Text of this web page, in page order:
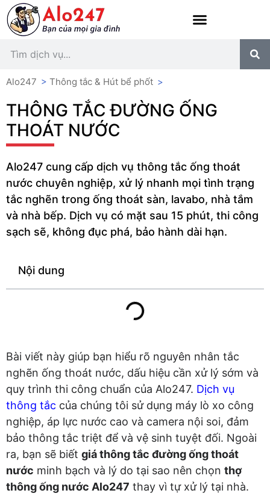
Alo247 > Thông tắc & Hút bể phốt >
THÔNG TẮC ĐƯỜNG ỐNG
THOÁT NƯỚC
Alo247 cung cấp dịch vụ thông tắc ống thoát
nước chuyên nghiệp, xử lý nhanh mọi tình trạng
tắc nghẽn trong ống thoát sàn, lavabo, nhà tắm
và nhà bếp. Dịch vụ có mặt sau 15 phút, thi công
sạch sẽ, không đục phá, bảo hành dài hạn.
Nội dung
Bài viết này giúp bạn hiểu rõ nguyên nhân tắc
nghẽn ống thoát nước, dấu hiệu cần xử lý sớm và
quy trình thi công chuẩn của Alo247. Dịch vụ
thông tắc của chúng tôi sử dụng máy lò xo công
nghiệp, áp lực nước cao và camera nội soi, đảm
bảo thông tắc triệt để và vệ sinh tuyệt đối. Ngoài
ra, bạn sẽ biết giá thông tắc đường ống thoát
nước minh bạch và lý do tại sao nên chọn thợ
thông ống nước Alo247 thay vì tự xử lý tại nhà.